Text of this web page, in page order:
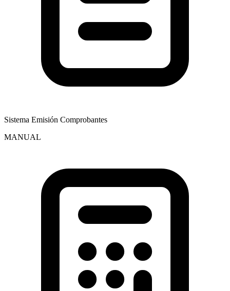
Sistema Emisión Comprobantes
MANUAL